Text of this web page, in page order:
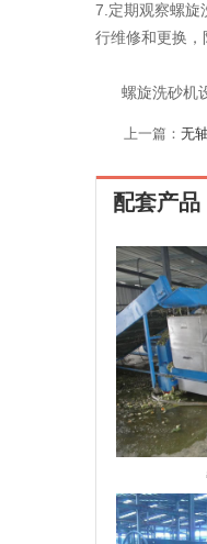
7.定期观察螺旋
行维修和更换，
螺旋洗砂机设
上一篇： 无
配套产品